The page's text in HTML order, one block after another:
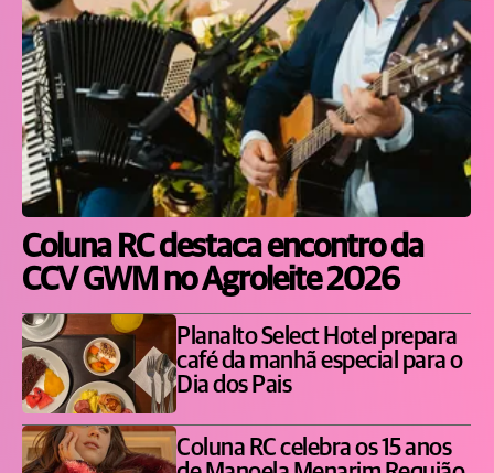
Coluna RC destaca encontro da
CCV GWM no Agroleite 2026
Planalto Select Hotel prepara
café da manhã especial para o
Dia dos Pais
Coluna RC celebra os 15 anos